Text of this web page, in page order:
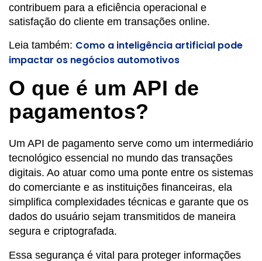
contribuem para a eficiência operacional e
satisfação do cliente em transações online.
Leia também: Como a inteligência artificial pode
impactar os negócios automotivos
O que é um API de
pagamentos?
Um API de pagamento serve como um intermediário
tecnológico essencial no mundo das transações
digitais. Ao atuar como uma ponte entre os sistemas
do comerciante e as instituições financeiras, ela
simplifica complexidades técnicas e garante que os
dados do usuário sejam transmitidos de maneira
segura e criptografada.
Essa segurança é vital para proteger informações